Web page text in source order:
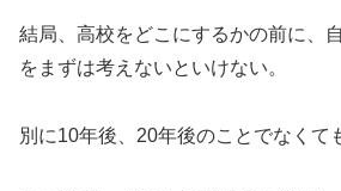
結局、高校をどこにするかの前に、
をまずは考えないといけない。
別に10年後、20年後のことでなくて